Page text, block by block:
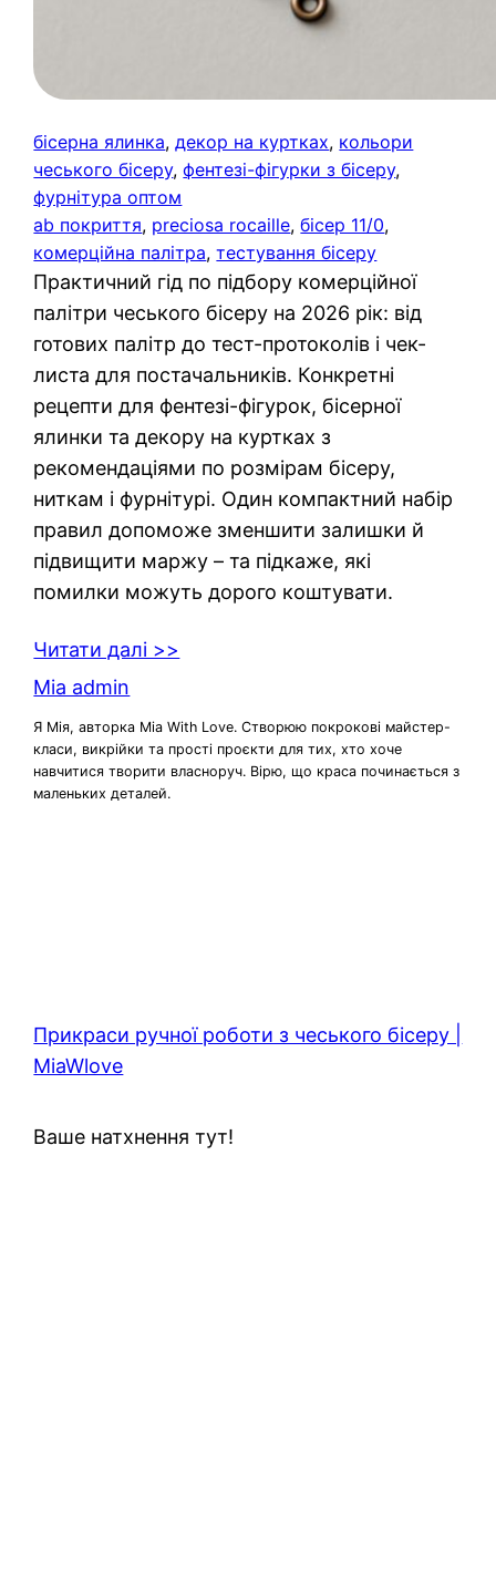
бісерна ялинка, декор на куртках, кольори
чеського бісеру, фентезі-фігурки з бісеру
фурнітура оптом
ab покриття, preciosa rocaille, бісер 11/0
комерційна палітра, тестування бісеру
Практичний гід по підбору комерційної
палітри чеського бісеру на 2026 рік: від
готових палітр до тест-протоколів і чек-
листа для постачальників. Конкретні
рецепти для фентезі-фігурок, бісерної
ялинки та декору на куртках з
рекомендаціями по розмірам бісеру,
ниткам і фурнітурі. Один компактний набір
правил допоможе зменшити залишки й
підвищити маржу – та підкаже, які
помилки можуть дорого коштувати.
Читати далі >>
Mia admin
Я Мія, авторка Mia With Love. Створюю покрокові майстер-
класи, викрійки та прості проєкти для тих, хто хоче
навчитися творити власноруч. Вірю, що краса починається з
маленьких деталей.
Прикраси ручної роботи з чеського бісеру |
MiaWlove
Ваше натхнення тут!